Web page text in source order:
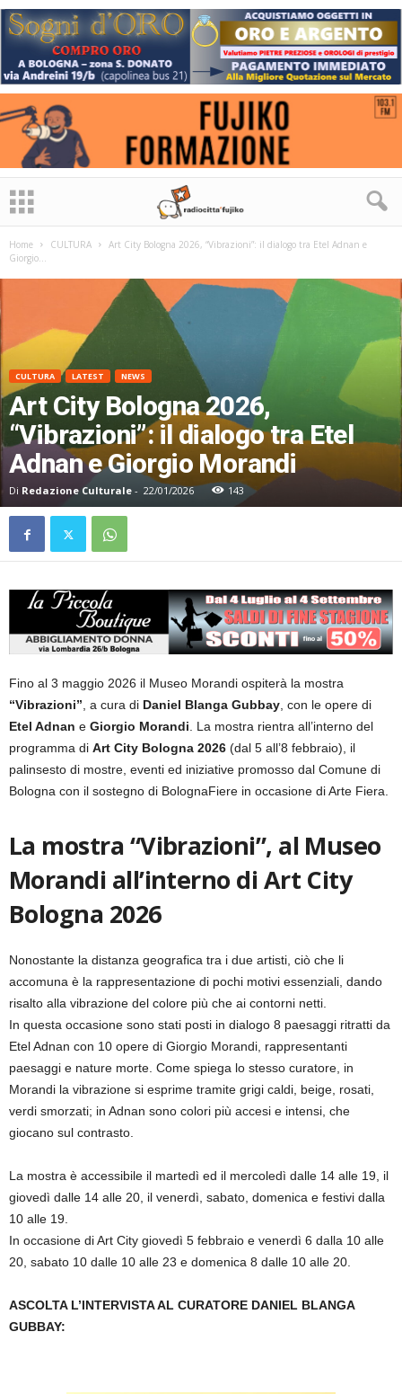
Home CULTURA
Art City Bologna 2026, “Vibrazioni”: il dialogo tra Etel Adnan e
Giorgio...
CULTURA LATEST NEWS
Art City Bologna 2026,
“Vibrazioni”: il dialogo tra Etel
Adnan e Giorgio Morandi
Di Redazione Culturale - 22/01/2026 143
Fino al 3 maggio 2026 il Museo Morandi ospiterà la mostra
“Vibrazioni”, a cura di Daniel Blanga Gubbay, con le opere di
Etel Adnan e Giorgio Morandi. La mostra rientra all’interno del
programma di Art City Bologna 2026 (dal 5 all’8 febbraio), il
palinsesto di mostre, eventi ed iniziative promosso dal Comune di
Bologna con il sostegno di BolognaFiere in occasione di Arte Fiera.
La mostra “Vibrazioni”, al Museo
Morandi all’interno di Art City
Bologna 2026
Nonostante la distanza geografica tra i due artisti, ciò che li
accomuna è la rappresentazione di pochi motivi essenziali, dando
risalto alla vibrazione del colore più che ai contorni netti.
In questa occasione sono stati posti in dialogo 8 paesaggi ritratti da
Etel Adnan con 10 opere di Giorgio Morandi, rappresentanti
paesaggi e nature morte. Come spiega lo stesso curatore, in
Morandi la vibrazione si esprime tramite grigi caldi, beige, rosati,
verdi smorzati; in Adnan sono colori più accesi e intensi, che
giocano sul contrasto.
La mostra è accessibile il martedì ed il mercoledì dalle 14 alle 19, il
giovedì dalle 14 alle 20, il venerdì, sabato, domenica e festivi dalla
10 alle 19.
In occasione di Art City giovedì 5 febbraio e venerdì 6 dalla 10 alle
20, sabato 10 dalle 10 alle 23 e domenica 8 dalle 10 alle 20.
ASCOLTA L’INTERVISTA AL CURATORE DANIEL BLANGA
GUBBAY: